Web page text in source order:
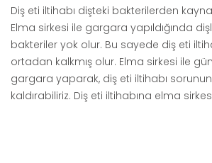
Diş eti iltihabı dişteki bakterilerden
Elma sirkesi ile gargara yapıldığında
bakteriler yok olur. Bu sayede diş eti
ortadan kalkmış olur. Elma sirkesi ile
gargara yaparak, diş eti iltihabı
kaldırabiliriz. Diş eti iltihabına elma